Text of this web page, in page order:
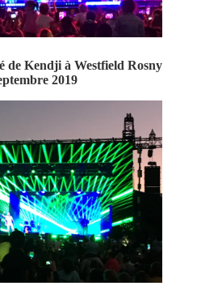
de Kendji à Westfield Rosny
2019